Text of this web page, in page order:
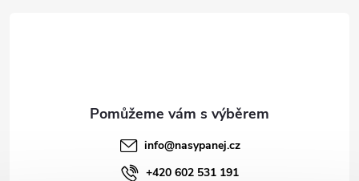
info@nasypanej.cz
+420 602 531 191